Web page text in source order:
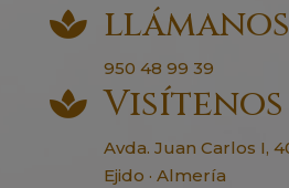
 llámanos
950 48 99 39
 Visítenos
Avda. Juan Carlos I,
Ejido · Almería